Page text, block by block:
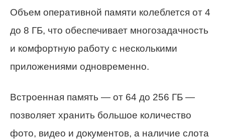
Объем оперативной памяти колеблется от 4
до 8 ГБ, что обеспечивает многозадачность
и комфортную работу с несколькими
приложениями одновременно.
Встроенная память — от 64 до 256 ГБ —
позволяет хранить большое количество
фото, видео и документов, а наличие слота